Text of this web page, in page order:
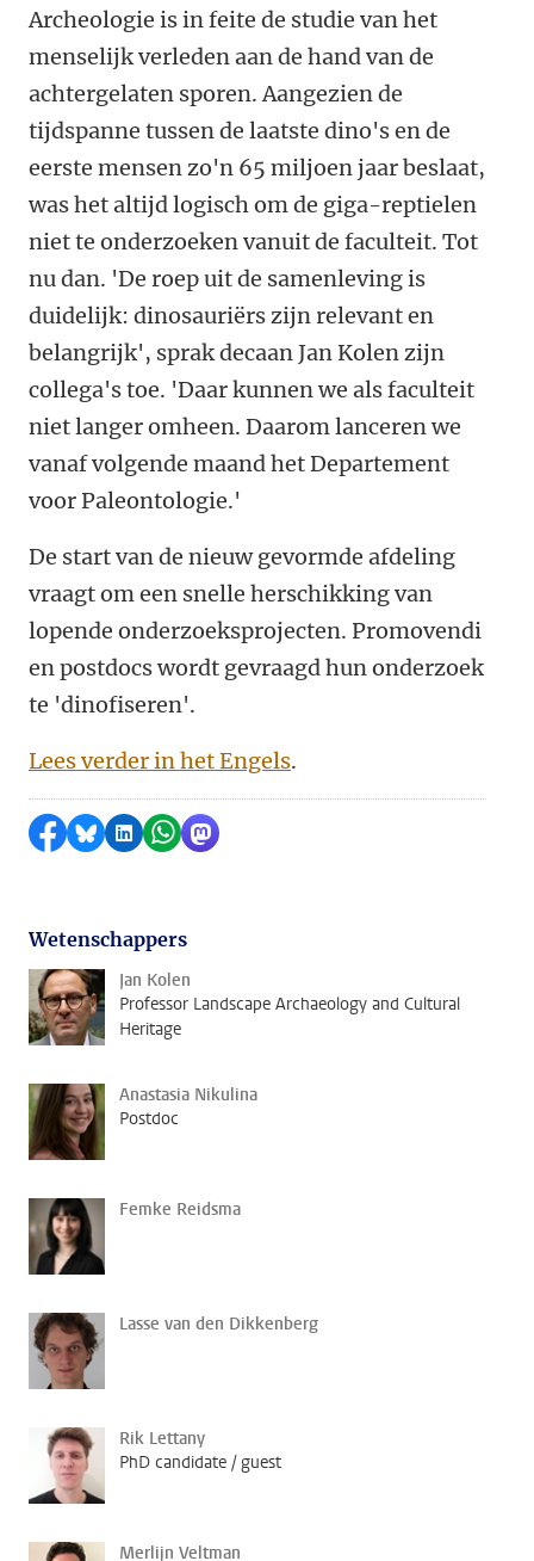
Archeologie is in feite de studie van het
menselijk verleden aan de hand van de
achtergelaten sporen. Aangezien de
tijdspanne tussen de laatste dino's en de
eerste mensen zo'n 65 miljoen jaar beslaat,
was het altijd logisch om de giga-reptielen
niet te onderzoeken vanuit de faculteit. Tot
nu dan. 'De roep uit de samenleving is
duidelijk: dinosauriërs zijn relevant en
belangrijk', sprak decaan Jan Kolen zijn
collega's toe. 'Daar kunnen we als faculteit
niet langer omheen. Daarom lanceren we
vanaf volgende maand het Departement
voor Paleontologie.'
De start van de nieuw gevormde afdeling
vraagt om een snelle herschikking van
lopende onderzoeksprojecten. Promovendi
en postdocs wordt gevraagd hun onderzoek
te 'dinofiseren'.
Lees verder in het Engels.
Delen op Facebook
Delen via Bluesky
Delen op LinkedIn
Delen via WhatsApp
Delen via Mastodon
Wetenschappers
Jan Kolen
Professor Landscape Archaeology and Cultural
Heritage
Anastasia Nikulina
Postdoc
Femke Reidsma
Lasse van den Dikkenberg
Rik Lettany
PhD candidate / guest
Merlijn Veltman